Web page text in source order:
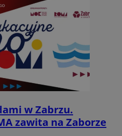
w Zabrzu.
zawita na Zaborze